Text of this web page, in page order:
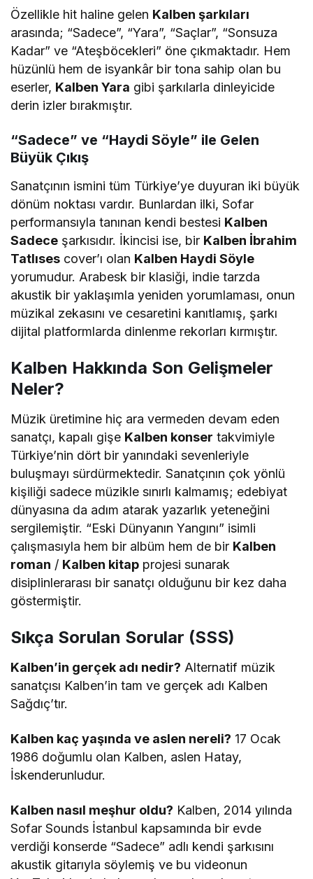
Özellikle hit haline gelen Kalben şarkıları
arasında; “Sadece”, “Yara”, “Saçlar”, “Sonsuza
Kadar” ve “Ateşböcekleri” öne çıkmaktadır. Hem
hüzünlü hem de isyankâr bir tona sahip olan bu
eserler, Kalben Yara gibi şarkılarla dinleyicide
derin izler bırakmıştır.
“Sadece” ve “Haydi Söyle” ile Gelen
Büyük Çıkış
Sanatçının ismini tüm Türkiye’ye duyuran iki büyük
dönüm noktası vardır. Bunlardan ilki, Sofar
performansıyla tanınan kendi bestesi Kalben
Sadece şarkısıdır. İkincisi ise, bir Kalben İbrahim
Tatlıses cover’ı olan Kalben Haydi Söyle
yorumudur. Arabesk bir klasiği, indie tarzda
akustik bir yaklaşımla yeniden yorumlaması, onun
müzikal zekasını ve cesaretini kanıtlamış, şarkı
dijital platformlarda dinlenme rekorları kırmıştır.
Kalben Hakkında Son Gelişmeler
Neler?
Müzik üretimine hiç ara vermeden devam eden
sanatçı, kapalı gişe Kalben konser takvimiyle
Türkiye’nin dört bir yanındaki sevenleriyle
buluşmayı sürdürmektedir. Sanatçının çok yönlü
kişiliği sadece müzikle sınırlı kalmamış; edebiyat
dünyasına da adım atarak yazarlık yeteneğini
sergilemiştir. “Eski Dünyanın Yangını” isimli
çalışmasıyla hem bir albüm hem de bir Kalben
roman / Kalben kitap projesi sunarak
disiplinlerarası bir sanatçı olduğunu bir kez daha
göstermiştir.
Sıkça Sorulan Sorular (SSS)
Kalben’in gerçek adı nedir? Alternatif müzik
sanatçısı Kalben’in tam ve gerçek adı Kalben
Sağdıç’tır.
Kalben kaç yaşında ve aslen nereli? 17 Ocak
1986 doğumlu olan Kalben, aslen Hatay,
İskenderunludur.
Kalben nasıl meşhur oldu? Kalben, 2014 yılında
Sofar Sounds İstanbul kapsamında bir evde
verdiği konserde “Sadece” adlı kendi şarkısını
akustik gitarıyla söylemiş ve bu videonun